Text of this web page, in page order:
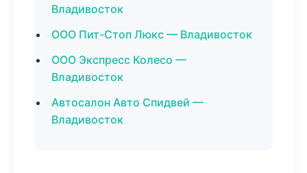
Владивосток
ООО Пит-Стоп Люкс — Владивосток
ООО Экспресс Колесо —
Владивосток
Автосалон Авто Спидвей —
Владивосток